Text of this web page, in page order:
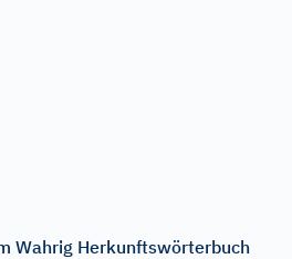
Wahrig Herkunftswörterbuch